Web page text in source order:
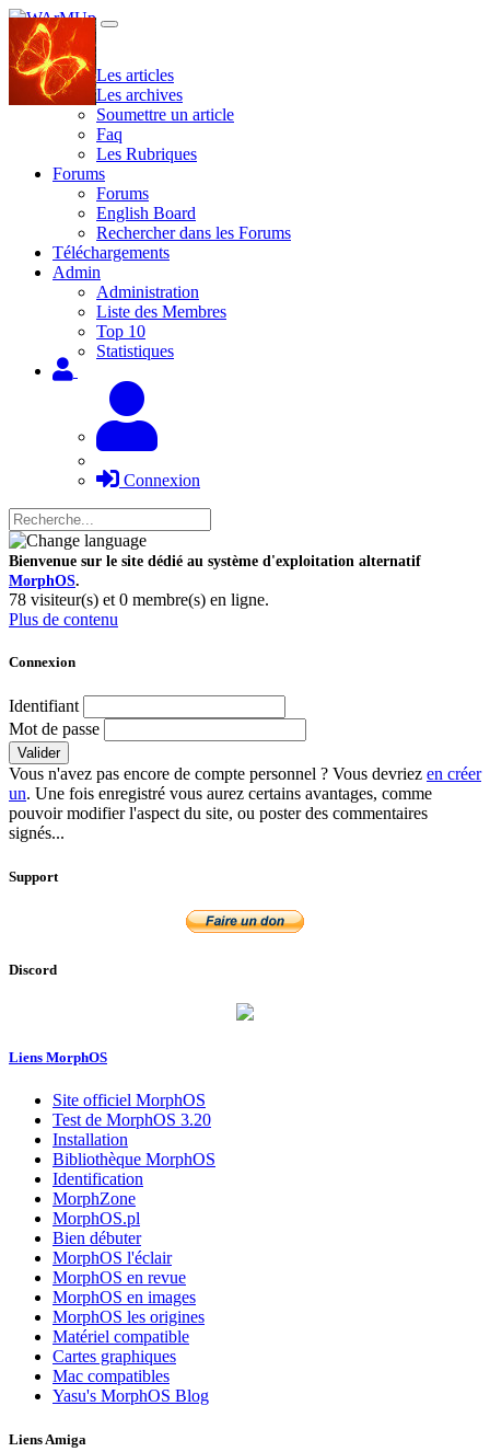
Site
Les articles
Les archives
Soumettre un article
Faq
Les Rubriques
Forums
Forums
English Board
Rechercher dans les Forums
Téléchargements
Admin
Administration
Liste des Membres
Top 10
Statistiques
Connexion
Bienvenue sur le site dédié au système d'exploitation alternatif
MorphOS.
78 visiteur(s) et 0 membre(s) en ligne.
Plus de contenu
Connexion
Identifiant
Mot de passe
Valider
Vous n'avez pas encore de compte personnel ? Vous devriez en créer
un. Une fois enregistré vous aurez certains avantages, comme
pouvoir modifier l'aspect du site, ou poster des commentaires
signés...
Support
Discord
Liens MorphOS
Site officiel MorphOS
Test de MorphOS 3.20
Installation
Bibliothèque MorphOS
Identification
MorphZone
MorphOS.pl
Bien débuter
MorphOS l'éclair
MorphOS en revue
MorphOS en images
MorphOS les origines
Matériel compatible
Cartes graphiques
Mac compatibles
Yasu's MorphOS Blog
Liens Amiga